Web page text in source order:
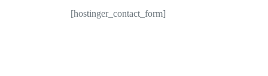
[hostinger_contact_form]